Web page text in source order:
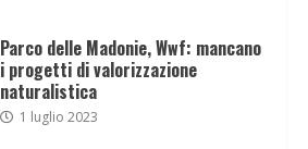
Parco delle Madonie, Wwf: mancano
i progetti di valorizzazione
naturalistica
1 luglio 2023